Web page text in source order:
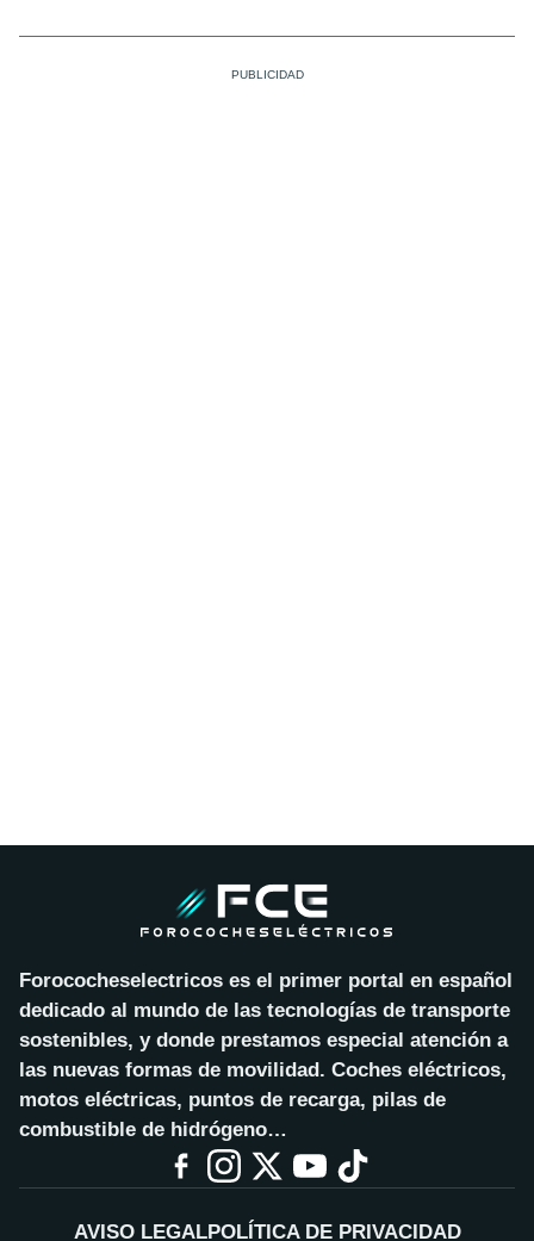
Forococheselectricos es el primer portal en español
dedicado al mundo de las tecnologías de transporte
sostenibles, y donde prestamos especial atención a
las nuevas formas de movilidad. Coches eléctricos,
motos eléctricas, puntos de recarga, pilas de
combustible de hidrógeno…
AVISO LEGALPOLÍTICA DE PRIVACIDAD